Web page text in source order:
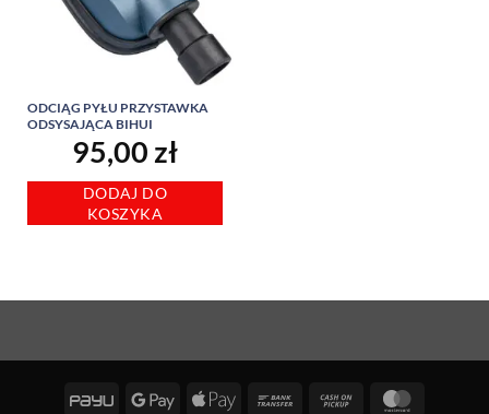
ODCIĄG PYŁU PRZYSTAWKA
ODSYSAJĄCA BIHUI
95,00 zł
DODAJ DO
KOSZYKA
PayU
Google
Apple
Bank
Cash